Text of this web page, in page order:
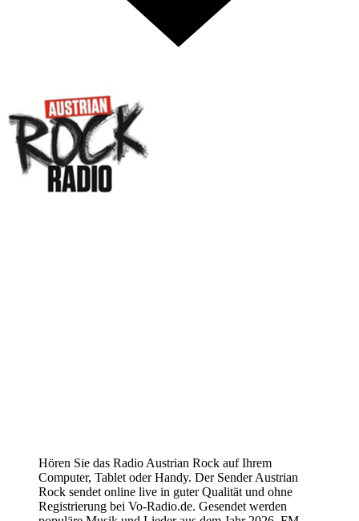
Hören Sie das Radio Austrian Rock auf Ihrem
Computer, Tablet oder Handy. Der Sender Austrian
Rock sendet online live in guter Qualität und ohne
Registrierung bei Vo-Radio.de. Gesendet werden